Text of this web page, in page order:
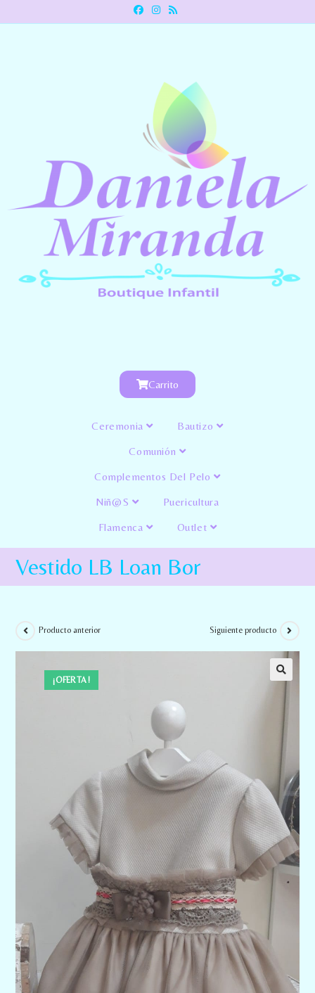
Carrito
Ceremonia Bautizo
Comunión
Complementos Del Pelo
Niñ@s Puericultura
Flamenca Outlet
Vestido LB Loan Bor
¡OFERTA!
Producto anterior Siguiente producto